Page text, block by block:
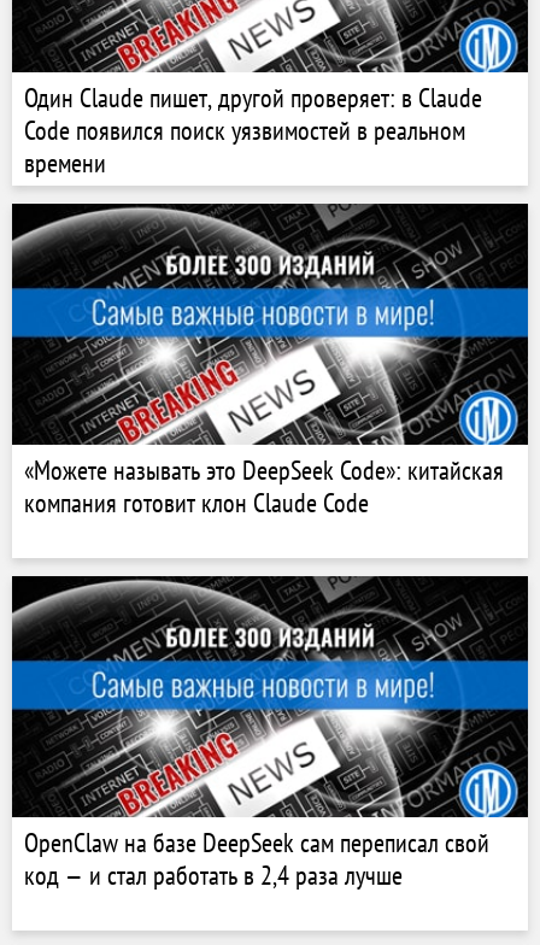
Один Claude пишет, другой проверяет: в Claude
Code появился поиск уязвимостей в реальном
времени
«Можете называть это DeepSeek Code»: китайская
компания готовит клон Claude Code
OpenClaw на базе DeepSeek сам переписал свой
код — и стал работать в 2,4 раза лучше